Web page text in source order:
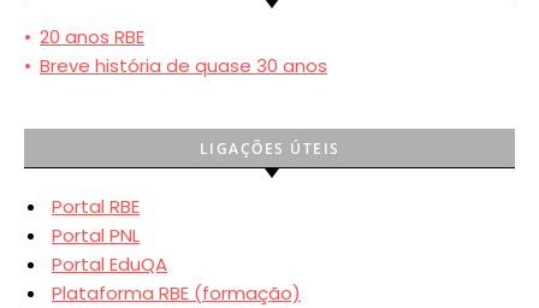
• 20 anos RBE
• Breve história de quase 30 anos
LIGAÇÕES ÚTEIS
Portal RBE
Portal PNL
Portal EduQA
Plataforma RBE (formação)